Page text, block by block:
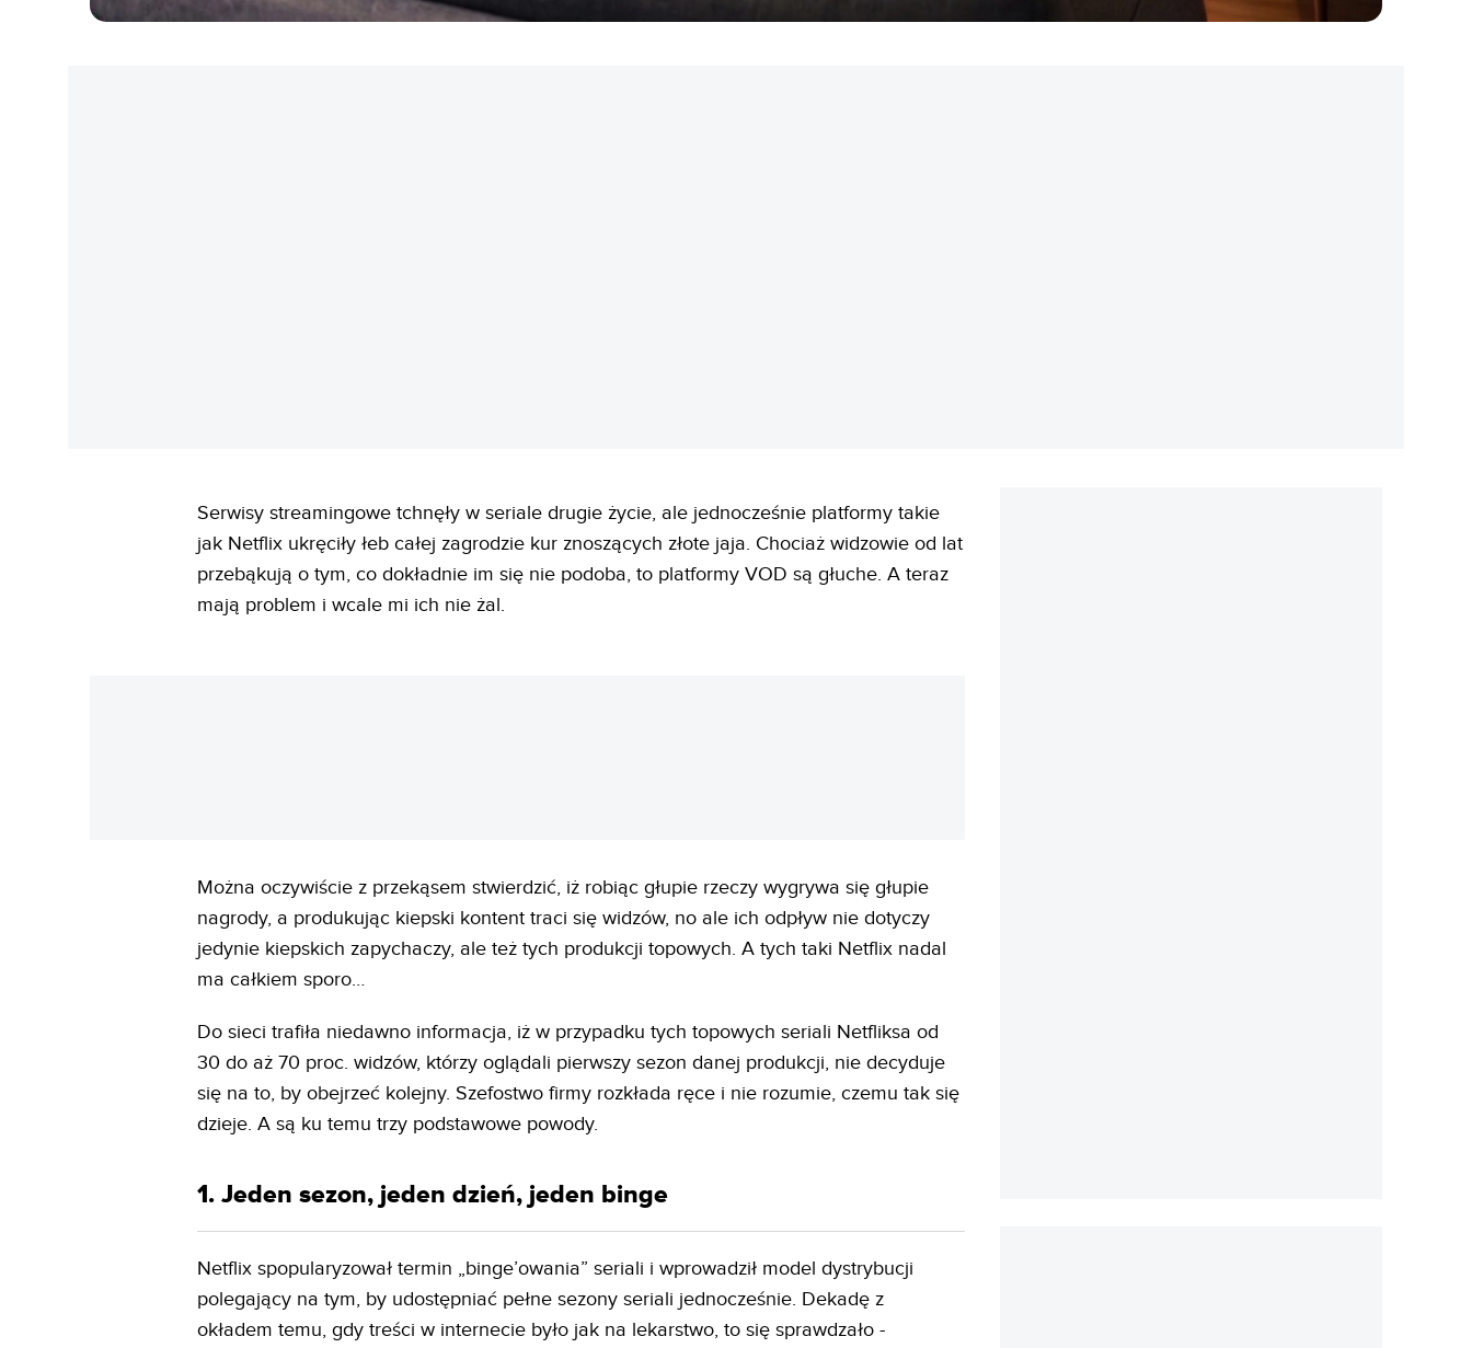
Serwisy streamingowe tchnęły w seriale drugie życie, ale jednocześnie platformy takie
jak Netflix ukręciły łeb całej zagrodzie kur znoszących złote jaja. Chociaż widzowie od lat
przebąkują o tym, co dokładnie im się nie podoba, to platformy VOD są głuche. A teraz
mają problem i wcale mi ich nie żal.
Można oczywiście z przekąsem stwierdzić, iż robiąc głupie rzeczy wygrywa się głupie
nagrody, a produkując kiepski kontent traci się widzów, no ale ich odpływ nie dotyczy
jedynie kiepskich zapychaczy, ale też tych produkcji topowych. A tych taki Netflix nadal
ma całkiem sporo…
Do sieci trafiła niedawno informacja, iż w przypadku tych topowych seriali Netfliksa od
30 do aż 70 proc. widzów, którzy oglądali pierwszy sezon danej produkcji, nie decyduje
się na to, by obejrzeć kolejny. Szefostwo firmy rozkłada ręce i nie rozumie, czemu tak się
dzieje. A są ku temu trzy podstawowe powody.
1. Jeden sezon, jeden dzień, jeden binge
Netflix spopularyzował termin „binge’owania” seriali i wprowadził model dystrybucji
polegający na tym, by udostępniać pełne sezony seriali jednocześnie. Dekadę z
okładem temu, gdy treści w internecie było jak na lekarstwo, to się sprawdzało -